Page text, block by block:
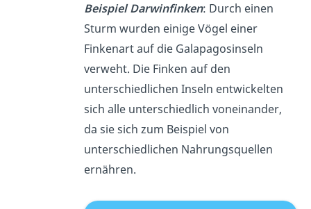
Beispiel Darwinfinken: Durch einen
Sturm wurden einige Vögel einer
Finkenart auf die Galapagosinseln
verweht. Die Finken auf den
unterschiedlichen Inseln entwickelten
sich alle unterschiedlich voneinander,
da sie sich zum Beispiel von
unterschiedlichen Nahrungsquellen
ernähren.